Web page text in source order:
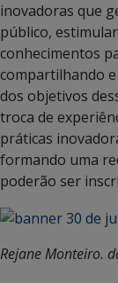
inovadoras que
público,
conhecimentos
compartilhando
dos objetivos
troca de
práticas
formando uma
poderão ser
Rejane Monteiro.